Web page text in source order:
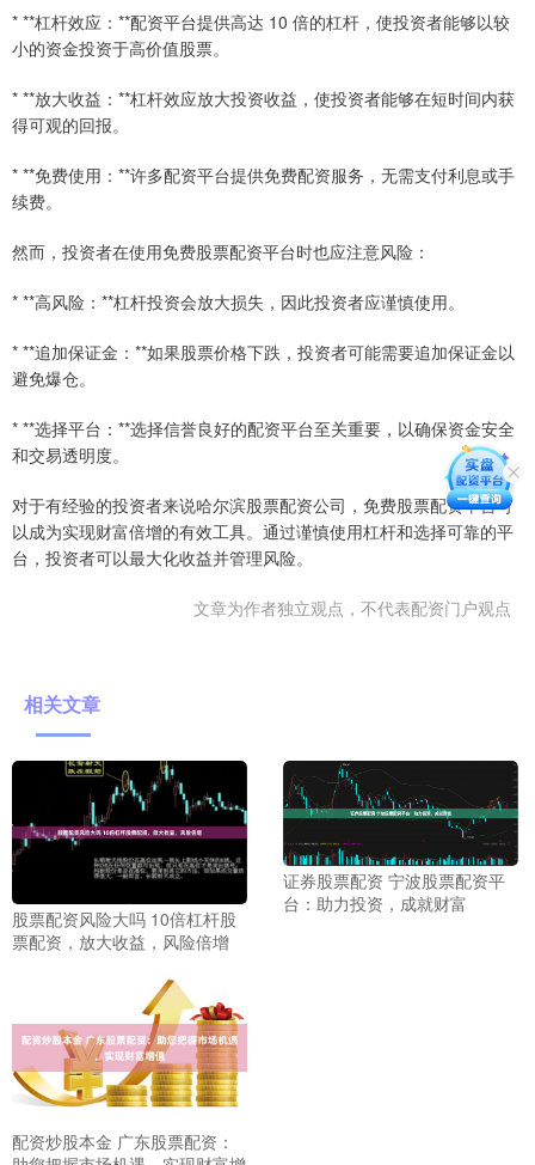
* **杠杆效应：**配资平台提供高达 10 倍的杠杆，使投资者能够以较
小的资金投资于高价值股票。
* **放大收益：**杠杆效应放大投资收益，使投资者能够在短时间内获
得可观的回报。
* **免费使用：**许多配资平台提供免费配资服务，无需支付利息或手
续费。
然而，投资者在使用免费股票配资平台时也应注意风险：
* **高风险：**杠杆投资会放大损失，因此投资者应谨慎使用。
* **追加保证金：**如果股票价格下跌，投资者可能需要追加保证金以
避免爆仓。
* **选择平台：**选择信誉良好的配资平台至关重要，以确保资金安全
和交易透明度。
对于有经验的投资者来说哈尔滨股票配资公司，免费股票配资平台可
以成为实现财富倍增的有效工具。通过谨慎使用杠杆和选择可靠的平
台，投资者可以最大化收益并管理风险。
文章为作者独立观点，不代表配资门户观点
相关文章
股票配资风险大吗 10倍杠杆股
票配资，放大收益，风险倍增
证券股票配资 宁波股票配资平
台：助力投资，成就财富
配资炒股本金 广东股票配资：